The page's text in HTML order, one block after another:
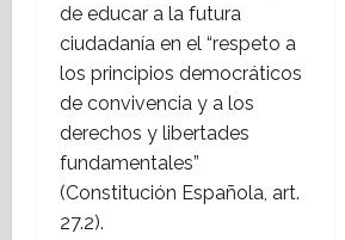
de educar a la futura
ciudadanía en el “respeto a
los principios democráticos
de convivencia y a los
derechos y libertades
fundamentales”
(Constitución Española, art.
27.2).